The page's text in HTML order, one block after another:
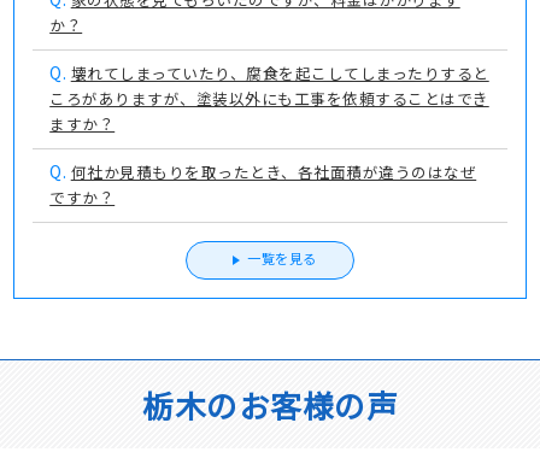
か？
Q. 壊れてしまっていたり、腐食を起こしてしまったりすると
ころがありますが、塗装以外にも工事を依頼することはでき
ますか？
Q. 何社か見積もりを取ったとき、各社面積が違うのはなぜ
ですか？
一覧を見る
栃木のお客様の声